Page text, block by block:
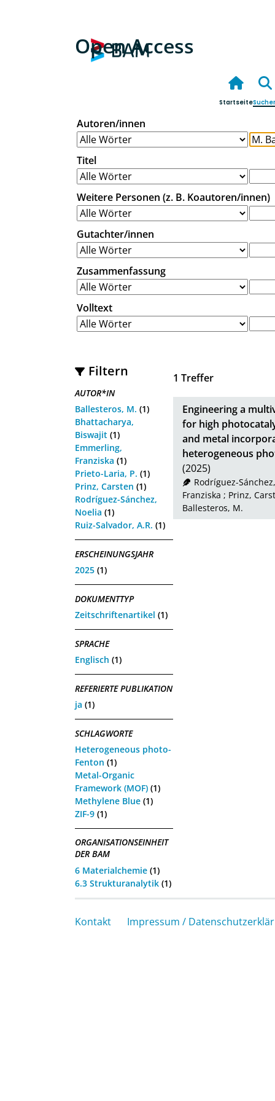
Open Access
Startseite
Autoren/innen
Titel
Weitere Personen (z. B. Koautoren/innen)
Gutachter/innen
Zusammenfassung
Volltext
Filtern
AUTOR*IN
Ballesteros, M. (1)
Bhattacharya,
Biswajit (1)
Emmerling,
Franziska (1)
Prieto-Laria, P. (1)
Prinz, Carsten (1)
Rodríguez-Sánchez,
Noelia (1)
Ruiz-Salvador, A.R. (1)
ERSCHEINUNGSJAHR
2025 (1)
DOKUMENTTYP
Zeitschriftenartikel (1)
SPRACHE
Englisch (1)
REFERIERTE PUBLIKATION
ja (1)
SCHLAGWORTE
Heterogeneous photo-
Fenton (1)
Metal-Organic
Framework (MOF) (1)
Methylene Blue (1)
ZIF-9 (1)
ORGANISATIONSEINHEIT
DER BAM
6 Materialchemie (1)
6.3 Strukturanalytik (1)
1 Treffer
Engineering a
for high
and metal
heterogeneous
(2025)
Rodríguez-
Franziska ; Prinz,
Ballesteros, M.
Kontakt Impressum /